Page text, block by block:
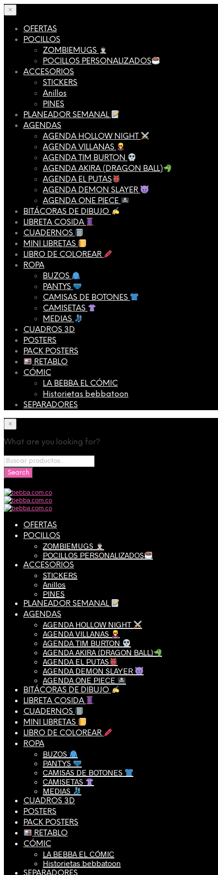
×
OFERTAS
POCILLOS
ZOMBIEMUGS
POCILLOS PERSONALIZADOS
ACCESORIOS
STICKERS
Anillos
PINES
PLANEADOR SEMANAL
AGENDAS
AGENDA HOLLOW NIGHT
AGENDA VILLANAS
AGENDA TIM BURTON
AGENDA AKIRA (DRAGON BALL)
AGENDA EL PUTAS
AGENDA DEMON SLAYER
AGENDA ONE PIECE
BITÁCORAS DE DIBUJO
LIBRETA COSIDA
CUADERNOS
MINI LIBRETAS
LIBRO DE COLOREAR
ROPA
BUZOS
PANTYS
CAMISAS DE BOTONES
CAMISETAS
MEDIAS
CUADROS 3D
POSTERS
PACK POSTERS
RETABLO
CÓMIC
LA BEBBA EL CÓMIC
Historietas bebbatoon
SEPARADORES
×
What are you looking for?
OFERTAS
POCILLOS
ZOMBIEMUGS
POCILLOS PERSONALIZADOS
ACCESORIOS
STICKERS
Anillos
PINES
PLANEADOR SEMANAL
AGENDAS
AGENDA HOLLOW NIGHT
AGENDA VILLANAS
AGENDA TIM BURTON
AGENDA AKIRA (DRAGON BALL)
AGENDA EL PUTAS
AGENDA DEMON SLAYER
AGENDA ONE PIECE
BITÁCORAS DE DIBUJO
LIBRETA COSIDA
CUADERNOS
MINI LIBRETAS
LIBRO DE COLOREAR
ROPA
BUZOS
PANTYS
CAMISAS DE BOTONES
CAMISETAS
MEDIAS
CUADROS 3D
POSTERS
PACK POSTERS
RETABLO
CÓMIC
LA BEBBA EL CÓMIC
Historietas bebbatoon
SEPARADORES